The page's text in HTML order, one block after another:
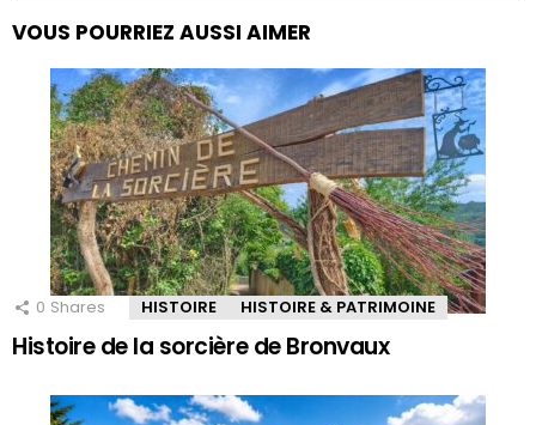
VOUS POURRIEZ AUSSI AIMER
0 Shares HISTOIRE HISTOIRE & PATRIMOINE
Histoire de la sorcière de Bronvaux